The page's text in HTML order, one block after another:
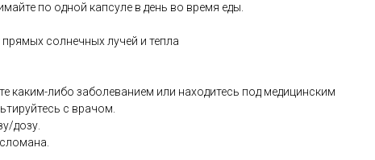
по одной капсуле в день во время еды.
солнечных лучей и тепла
каким-либо заболеванием или находитесь под медицинским
с врачом.
дозу.